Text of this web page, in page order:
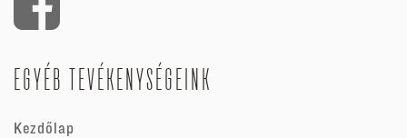
EGYÉB TEVÉKENYSÉGEINK
Kezdőlap